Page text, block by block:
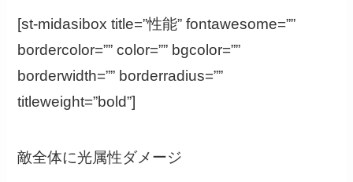
[st-midasibox title=”性能” fontawesome=””
bordercolor=”” color=”” bgcolor=””
borderwidth=”” borderradius=””
titleweight=”bold”]
敵全体に光属性ダメージ